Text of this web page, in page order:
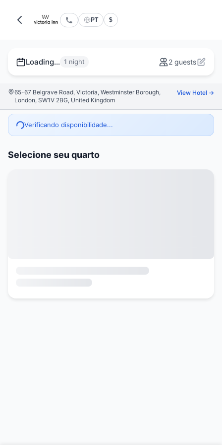
PT $
Loading... 1 night 2 guests
65-67 Belgrave Road, Victoria, Westminster Borough,
London, SW1V 2BG, United Kingdom
View Hotel →
Verificando disponibilidade...
Selecione seu quarto